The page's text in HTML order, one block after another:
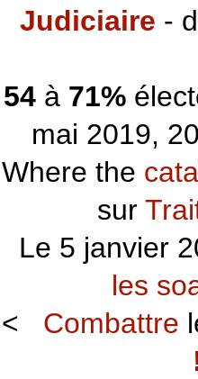
Judiciaire -
54à 71%
mai 2019,
Where the
sur
Le 5 janvier
les
< Combattre